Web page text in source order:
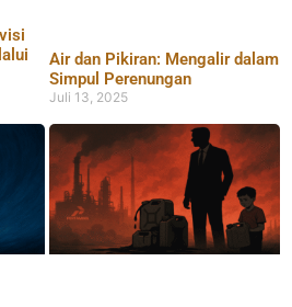
Air dan Pikiran: Mengalir dalam
Simpul Perenungan
Juli 13, 2025